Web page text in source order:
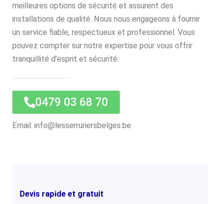
meilleures options de sécurité et assurent des
installations de qualité. Nous nous engageons à fournir
un service fiable, respectueux et professionnel. Vous
pouvez compter sur notre expertise pour vous offrir
tranquillité d’esprit et sécurité.
0479 03 68 70
Email: info@lesserruriersbelges.be
Devis rapide et gratuit